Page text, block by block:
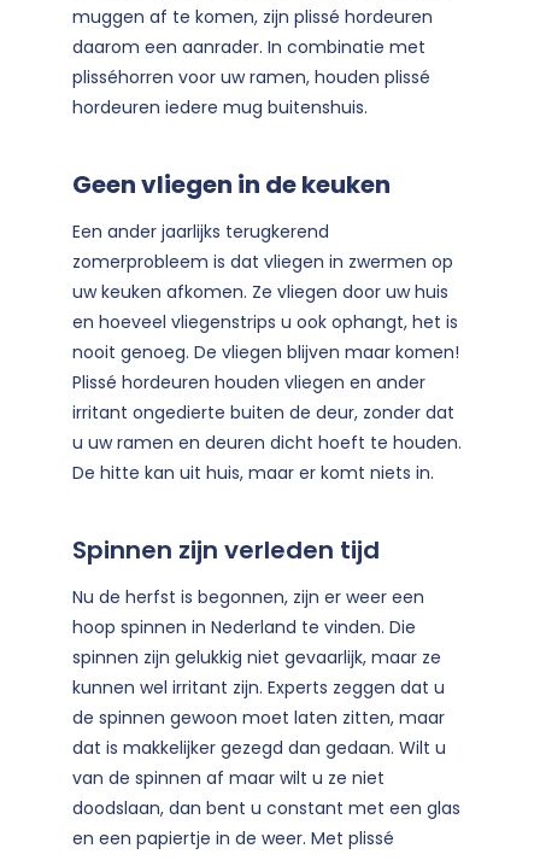
muggen af te komen, zijn plissé hordeuren
daarom een aanrader. In combinatie met
plisséhorren voor uw ramen, houden plissé
hordeuren iedere mug buitenshuis.
Geen vliegen in de keuken
Een ander jaarlijks terugkerend
zomerprobleem is dat vliegen in zwermen op
uw keuken afkomen. Ze vliegen door uw huis
en hoeveel vliegenstrips u ook ophangt, het is
nooit genoeg. De vliegen blijven maar komen!
Plissé hordeuren houden vliegen en ander
irritant ongedierte buiten de deur, zonder dat
u uw ramen en deuren dicht hoeft te houden.
De hitte kan uit huis, maar er komt niets in.
Spinnen zijn verleden tijd
Nu de herfst is begonnen, zijn er weer een
hoop spinnen in Nederland te vinden. Die
spinnen zijn gelukkig niet gevaarlijk, maar ze
kunnen wel irritant zijn. Experts zeggen dat u
de spinnen gewoon moet laten zitten, maar
dat is makkelijker gezegd dan gedaan. Wilt u
van de spinnen af maar wilt u ze niet
doodslaan, dan bent u constant met een glas
en een papiertje in de weer. Met plissé